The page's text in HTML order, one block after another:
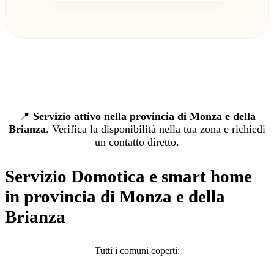
📍 Servizio attivo nella provincia di Monza e della
Brianza. Verifica la disponibilità nella tua zona e richiedi
un contatto diretto.
Servizio Domotica e smart home
in provincia di Monza e della
Brianza
Tutti i comuni coperti: